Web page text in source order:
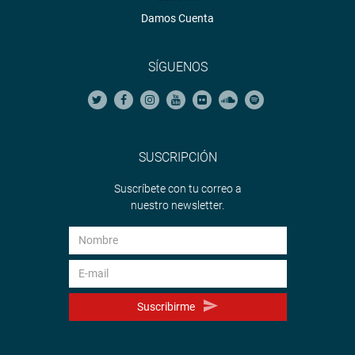
mascarillas y ventiladores mecánicos para combatir al
adquisiciones en el marco de la emergencia.
Damos Cuenta
SÍGUENOS
SUSCRIPCIÓN
Suscríbete con tu correo a
nuestro newsletter.
Suscribirme